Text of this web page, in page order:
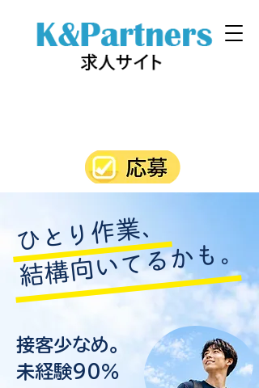
ひとり作業、
結構向いてるかも。
接客少なめ。
未経験90％